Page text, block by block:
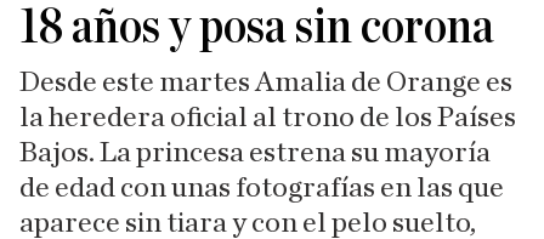
18 años y posa sin corona
Desde este martes Amalia de Orange es
la heredera oficial al trono de los Países
Bajos. La princesa estrena su mayoría
de edad con unas fotografías en las que
aparece sin tiara y con el pelo suelto,